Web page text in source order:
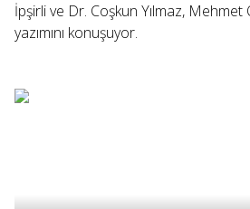
İpşirli ve Dr. Coşkun Yılmaz,
yazımını konuşuyor.